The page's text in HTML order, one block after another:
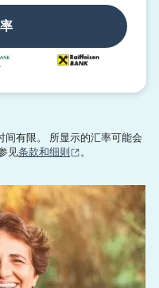
间有限。 所显示的汇率可能会
见条款和细则 。